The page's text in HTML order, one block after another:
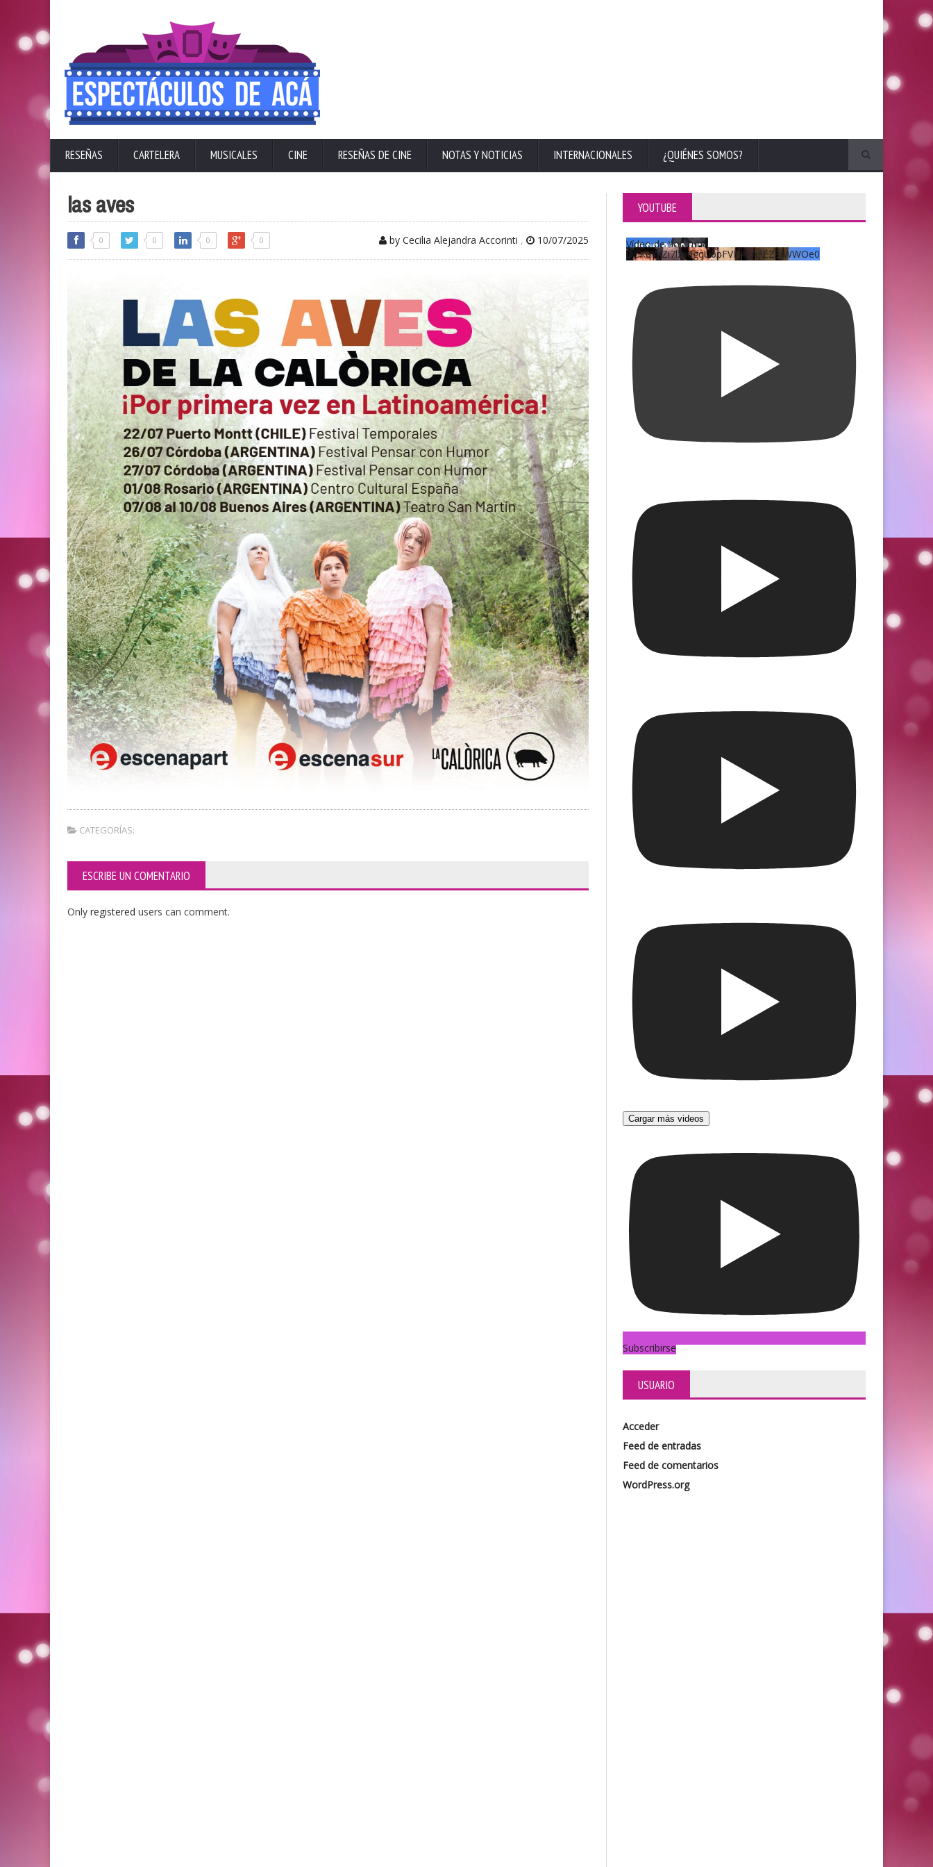
RESEÑAS CARTELERA MUSICALES CINE RESEÑAS DE CINE NOTAS Y NOTICIAS INTERNACIONALES ¿QUIÉNES SOMOS?
las aves
0 0 0 0 by Cecilia Alejandra Accorinti , 10/07/2025
CATEGORÍAS:
ESCRIBE UN COMENTARIO
Only registered users can comment.
YOUTUBE
Vídeo de YouTube
UCKqYjiZi7lzy6gqU6pFVFiA_A3EZ9JWWOe0
Cargar más videos
Subscribirse
USUARIO
Acceder
Feed de entradas
Feed de comentarios
WordPress.org